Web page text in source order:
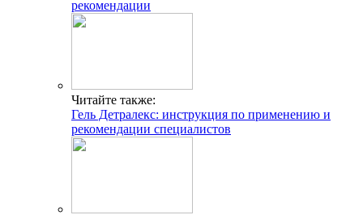
рекомендации
Читайте также:
Гель Детралекс: инструкция по применению и
рекомендации специалистов